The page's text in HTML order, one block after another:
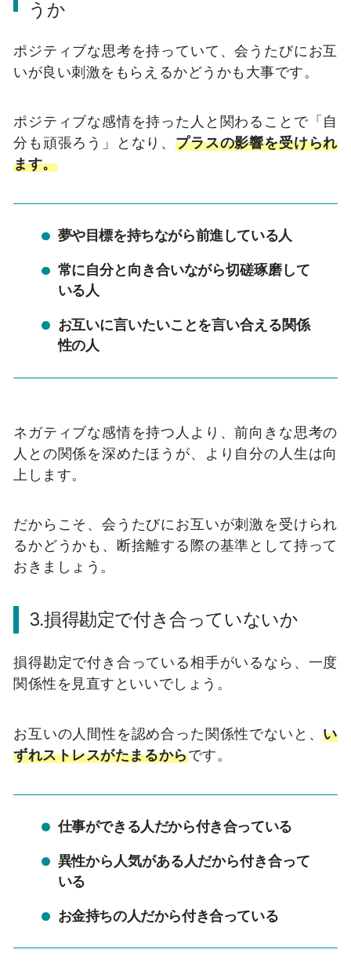
うか
ポジティブな思考を持っていて、会うたびにお互
いが良い刺激をもらえるかどうかも大事です。
ポジティブな感情を持った人と関わることで「自
分も頑張ろう」となり、プラスの影響を受けられ
ます。
夢や目標を持ちながら前進している人
常に自分と向き合いながら切磋琢磨して
いる人
お互いに言いたいことを言い合える関係
性の人
ネガティブな感情を持つ人より、前向きな思考の
人との関係を深めたほうが、より自分の人生は向
上します。
だからこそ、会うたびにお互いが刺激を受けられ
るかどうかも、断捨離する際の基準として持って
おきましょう。
3.損得勘定で付き合っていないか
損得勘定で付き合っている相手がいるなら、一度
関係性を見直すといいでしょう。
お互いの人間性を認め合った関係性でないと、い
ずれストレスがたまるからです。
仕事ができる人だから付き合っている
異性から人気がある人だから付き合って
いる
お金持ちの人だから付き合っている